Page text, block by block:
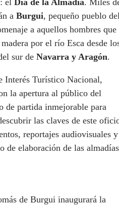
a Burgui, pequeño pueblo
a aquellos hombres que
por el río Esca desde
sur de Navarra y Aragón.
Interés Turístico Nacional,
la apertura al público del
de partida inmejorable para
las claves de este
reportajes audiovisuales y
de elaboración de las
de Burgui inaugurará la